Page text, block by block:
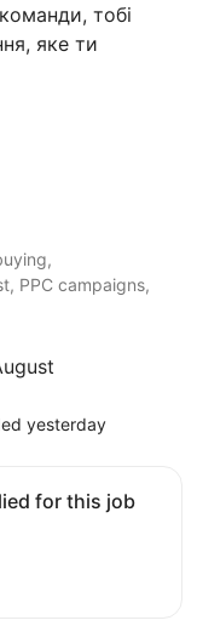
тобі
яке ти
PPC campaigns,
yesterday
for this job